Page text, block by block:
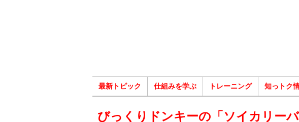
最新トピック 仕組みを学ぶ トレーニング 知っトク
びっくりドンキーの「ソイカリー